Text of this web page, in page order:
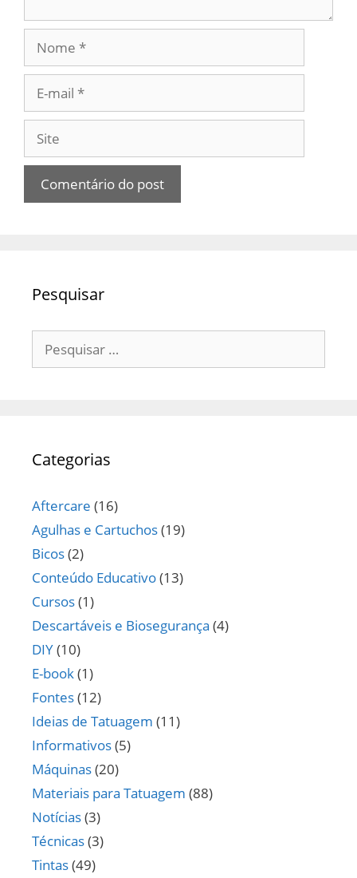
mail
Pesquisar
por:
Categorias
Aftercare (16)
Agulhas e Cartuchos(19)
Bicos(2)
Conteúdo Educativo(13)
Cursos(1)
Descartáveis e Biosegurança (4)
DIY(10)
E-book(1)
Fontes(12)
Ideias de Tatuagem (11)
Informativos(5)
Máquinas(20)
Materiais para Tatuagem (88)
Notícias(3)
Técnicas(3)
Tintas(49)